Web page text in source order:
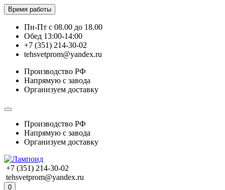
Время работы
Пн-Пт с 08.00 до 18.00
Обед 13:00-14:00
+7 (351) 214-30-02
tehsvetprom@yandex.ru
Производство РФ
Напрямую с завода
Организуем доставку
Производство РФ
Напрямую с завода
Организуем доставку
+7 (351) 214-30-02
tehsvetprom@yandex.ru
0